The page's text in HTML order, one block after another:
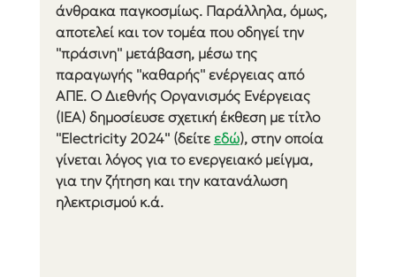
άνθρακα παγκοσμίως. Παράλληλα, όμως,
αποτελεί και τον τομέα που οδηγεί την
''πράσινη'' μετάβαση, μέσω της
παραγωγής ''καθαρής'' ενέργειας από
ΑΠΕ. Ο Διεθνής Οργανισμός Ενέργειας
(IEA) δημοσίευσε σχετική έκθεση με τίτλο
''Electricity 2024'' (δείτε εδώ), στην οποία
γίνεται λόγος για το ενεργειακό μείγμα,
για την ζήτηση και την κατανάλωση
ηλεκτρισμού κ.ά.